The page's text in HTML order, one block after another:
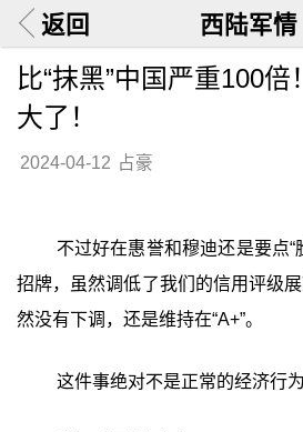
返回 西陆军情
比“抹黑”中国严重100
大了！
2024-04-12 占豪
不过好在惠誉和穆迪还是要点“
招牌，虽然调低了我们的信用评级
然没有下调，还是维持在“A+”。
这件事绝对不是正常的经济行